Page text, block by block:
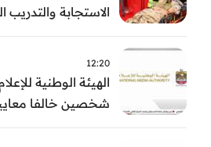
الاستجابة
12:20
الهيئة الوطنية
شخصين خالفا